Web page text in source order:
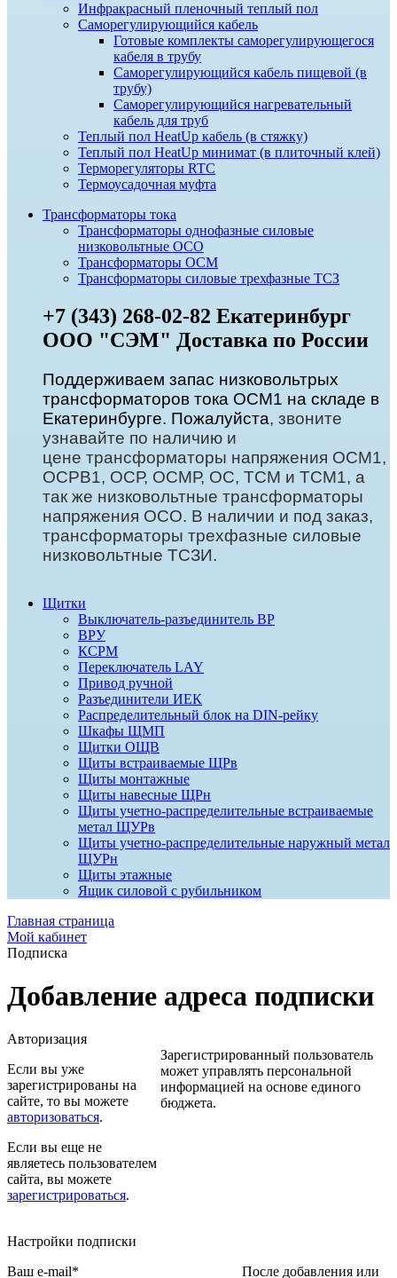
Инфракрасный пленочный теплый пол
Саморегулирующийся кабель
Готовые комплекты саморегулирующегося
кабеля в трубу
Саморегулирующийся кабель пищевой (в
трубу)
Саморегулирующийся нагревательный
кабель для труб
Теплый пол HeatUp кабель (в стяжку)
Теплый пол HeatUp минимат (в плиточный клей)
Терморегуляторы RTC
Термоусадочная муфта
Трансформаторы тока
Трансформаторы однофазные силовые
низковольтные ОСО
Трансформаторы ОСМ
Трансформаторы силовые трехфазные ТСЗ
+7 (343) 268-02-82 Екатеринбург
ООО "СЭМ" Доставка по России
Поддерживаем запас низковольтрых
трансформаторов тока ОСМ1 на складе в
Екатеринбурге. Пожалуйста, звоните
узнавайте по наличию и
цене трансформаторы напряжения ОСМ1,
ОСРВ1, ОСР, ОСМР, ОС, ТСМ и ТСМ1, а
так же низковольтные трансформаторы
напряжения ОСО. В наличии и под заказ,
трансформаторы трехфазные силовые
низковольтные ТСЗИ.
Щитки
Выключатель-разъединитель ВР
ВРУ
КСРМ
Переключатель LAY
Привод ручной
Разъединители ИЕК
Распределительный блок на DIN-рейку
Шкафы ЩМП
Щитки ОЩВ
Щиты встраиваемые ЩРв
Щиты монтажные
Щиты навесные ЩРн
Щиты учетно-распределительные встраиваемые
метал ЩУРв
Щиты учетно-распределительные наружный метал
ЩУРн
Щиты этажные
Ящик силовой с рубильником
Главная страница
Мой кабинет
Подписка
Добавление адреса подписки
Авторизация
Если вы уже
зарегистрированы на
сайте, то вы можете
авторизоваться.
Если вы еще не
являетесь пользователем
сайта, вы можете
зарегистрироваться.
Зарегистрированный пользователь
может управлять персональной
информацией на основе единого
бюджета.
Настройки подписки
Ваш e-mail* После добавления или